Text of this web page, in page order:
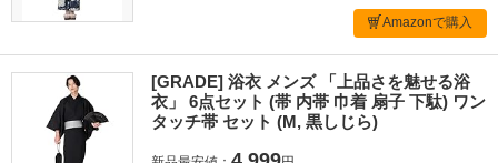
Amazonで購入
[GRADE] 浴衣 メンズ 「上品さを魅せる浴
衣」 6点セット (帯 内帯 巾着 扇子 下駄) ワン
タッチ帯 セット (M, 黒しじら)